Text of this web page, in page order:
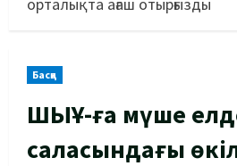
Басқа
ШЫҰ-ға мүше
саласындағы